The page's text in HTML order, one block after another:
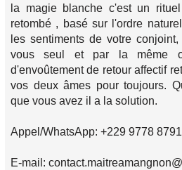
la magie blanche c'est un
retombé , basé sur l'ordre
les sentiments de votre
vous seul et par la même
d'envoûtement de retour affectif
vos deux âmes pour toujours.
que vous avez il a la solution.
Appel/WhatsApp: +229 9778 8791
E-mail: